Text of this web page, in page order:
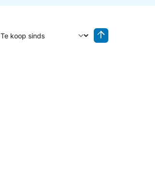
Sorteer op